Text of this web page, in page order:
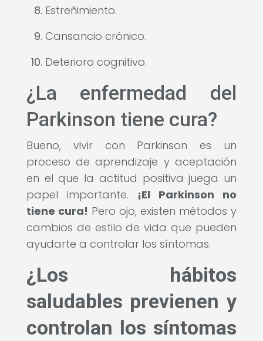
Estreñimiento.
Cansancio crónico.
Deterioro cognitivo.
¿La enfermedad del
Parkinson tiene cura?
Bueno, vivir con Parkinson es un
proceso de aprendizaje y aceptación
en el que la actitud positiva juega un
papel importante. ¡El Parkinson no
tiene cura! Pero ojo, existen métodos y
cambios de estilo de vida que pueden
ayudarte a controlar los síntomas.
¿Los hábitos
saludables previenen y
controlan los síntomas